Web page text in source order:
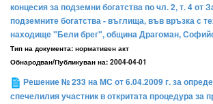
концесия за подземни богатства по чл. 2, т. 4 от
подземните богатства - въглища, във връзка с
находище "Бели брег", община Драгоман,
Тип на документа: нормативен акт
Обнародван/Публикуван на: 2004-04-01
Решение № 233 на МС от 6.04.2009 г. за
спечелилия участник в откритата процедура за